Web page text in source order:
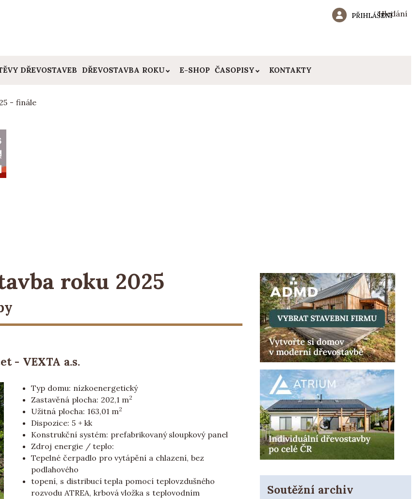
Hledání
PŘIHLÁŠENÍ
DŘEVOSTAVEB DŘEVOSTAVBA ROKU E-SHOP ČASOPISY KONTAKTY
- finále
roku 2025
- VEXTA a.s.
Typ domu: nízkoenergetický
Zastavěná plocha: 202,1 m2
Užitná plocha: 163,01 m2
Dispozice: 5 + kk
Konstrukční systém: prefabrikovaný sloupkový panel
Zdroj energie / teplo:
Tepelné čerpadlo pro vytápění a chlazení, bez
podlahového
topení, s distribucí tepla pomocí teplovzdušného
rozvodu ATREA, krbová vložka s teplovodním
Soutěžní archiv